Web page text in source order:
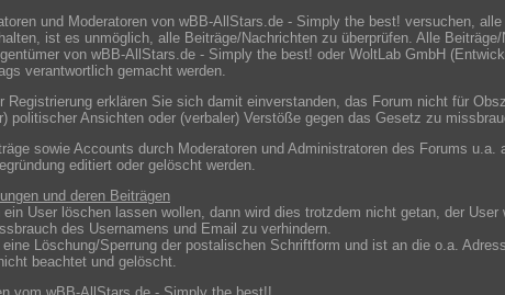
und Moderatoren von wBB-AllStars.de - Simply the best! versuchen,
ist es unmöglich, alle Beiträge/Nachrichten zu überprüfen. Alle
von wBB-AllStars.de - Simply the best! oder WoltLab GmbH
verantwortlich gemacht werden.
Registrierung erklären Sie sich damit einverstanden, das Forum nicht für
politischer Ansichten oder (verbaler) Verstöße gegen das Gesetz zu
sowie Accounts durch Moderatoren und Administratoren des Forums
editiert oder gelöscht werden.
und deren Beiträgen
User löschen lassen wollen, dann wird dies trotzdem nicht getan, der User
des Usernamens und Email zu verhindern.
Löschung/Sperrung der postalischen Schriftform und ist an die o.a.
beachtet und gelöscht.